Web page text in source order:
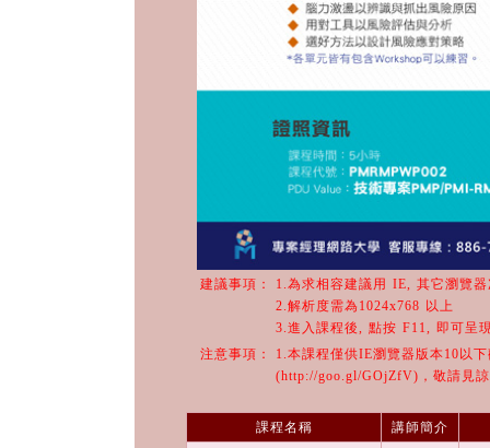
建議事項：
1.為求相容建議用 IE, 其它瀏覽器
2.解析度需為1024x768 以上
3.進入課程後, 點按 F11, 即可呈
注意事項：
1.本課程僅供IE瀏覽器版本10以
(http://goo.gl/GOjZfV)，敬請見
課程名稱 講師簡介